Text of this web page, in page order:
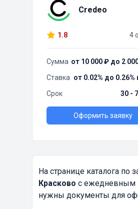
Credeo
1.8 4
Сумма от 10 000 ₽ до 2
Ставка от 0.02% до 0.26%
Срок
30 -
Оформить заявку
На странице каталога по
Красково с ежедневным
нужны документы для